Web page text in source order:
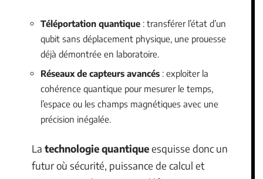
des laboratoires publics et privés, de la
Silicon Valley à la France, se livrent une
bataille acharnée pour atteindre la fameuse
suprématie quantique.
Parmi les nouveaux usages explorés, deux
avancées s’annoncent déjà majeures :
Téléportation quantique: transférer l’état d’un
qubit sans déplacement physique, une prouesse